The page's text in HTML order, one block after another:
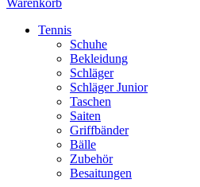
Tennis
Schuhe
Bekleidung
Schläger
Schläger Junior
Taschen
Saiten
Griffbänder
Bälle
Zubehör
Besaitungen